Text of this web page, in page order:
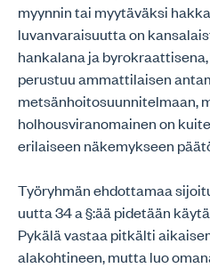
myynnin tai myytäväksi
luvanvaraisuutta on
hankalana ja
perustuu ammattilaisen
metsänhoitosuunnitelmaan,
holhousviranomainen on
erilaiseen näkemykseen
Työryhmän ehdottamaa
uutta 34 a §:ää pidetään
Pykälä vastaa pitkälti
alakohtineen, mutta luo